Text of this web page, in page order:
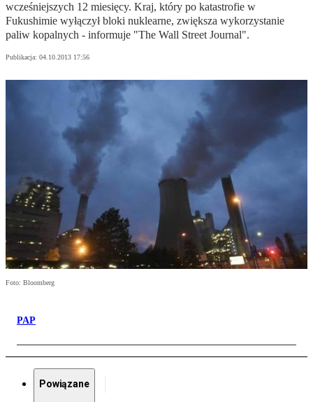
wcześniejszych 12 miesięcy. Kraj, który po katastrofie w
Fukushimie wyłączył bloki nuklearne, zwiększa wykorzystanie
paliw kopalnych - informuje "The Wall Street Journal".
Publikacja: 04.10.2013 17:56
Foto: Bloomberg
PAP
Powiązane